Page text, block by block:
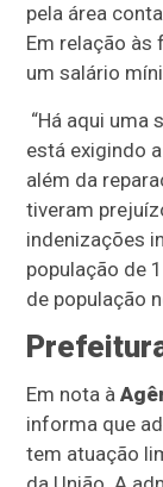
pela área
Em relação às
um salário
“Há aqui uma
está exigindo
além da
tiveram
indenizações
população de
de população
Em nota à
informa que
tem atuação